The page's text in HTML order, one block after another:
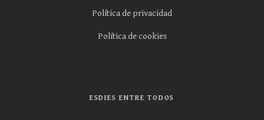
Política de privacidad
Política de cookies
ESDIES ENTRE TODOS